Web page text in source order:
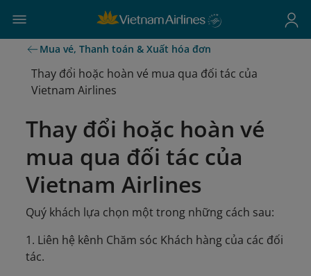
Mua vé, Thanh toán & Xuất hóa đơn
Thay đổi hoặc hoàn vé mua qua đối tác của
Vietnam Airlines
Thay đổi hoặc hoàn vé
mua qua đối tác của
Vietnam Airlines
Quý khách lựa chọn một trong những cách sau:
1. Liên hệ kênh Chăm sóc Khách hàng của các đối
tác.